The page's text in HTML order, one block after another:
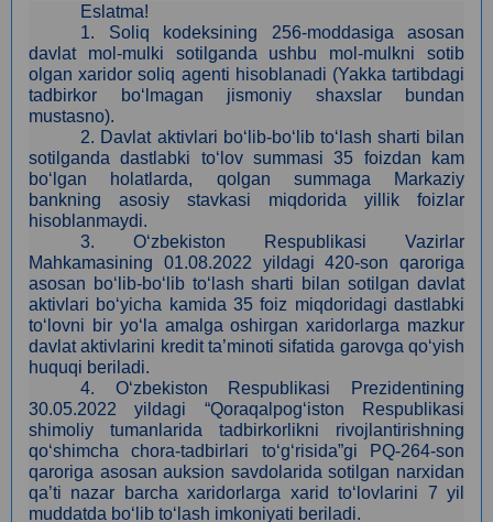
Eslatma!
1. Soliq kodeksining 256-moddasiga asosan
davlat mol-mulki sotilganda ushbu mol-mulkni sotib
olgan xaridor soliq agenti hisoblanadi (Yakka tartibdagi
tadbirkor bo‘lmagan jismoniy shaxslar bundan
mustasno).
2. Davlat aktivlari bo‘lib-bo‘lib to‘lash sharti bilan
sotilganda dastlabki to‘lov summasi 35 foizdan kam
bo‘lgan holatlarda, qolgan summaga Markaziy
bankning asosiy stavkasi miqdorida yillik foizlar
hisoblanmaydi.
3. O‘zbekiston Respublikasi Vazirlar
Mahkamasining 01.08.2022 yildagi 420-son qaroriga
asosan bo‘lib-bo‘lib to‘lash sharti bilan sotilgan davlat
aktivlari bo‘yicha kamida 35 foiz miqdoridagi dastlabki
to‘lovni bir yo‘la amalga oshirgan xaridorlarga mazkur
davlat aktivlarini kredit ta’minoti sifatida garovga qo‘yish
huquqi beriladi.
4. O‘zbekiston Respublikasi Prezidentining
30.05.2022 yildagi “Qoraqalpog‘iston Respublikasi
shimoliy tumanlarida tadbirkorlikni rivojlantirishning
qo‘shimcha chora-tadbirlari to‘g‘risida”gi PQ-264-son
qaroriga asosan auksion savdolarida sotilgan narxidan
qa’ti nazar barcha xaridorlarga xarid to‘lovlarini 7 yil
muddatda bo‘lib to‘lash imkoniyati beriladi.